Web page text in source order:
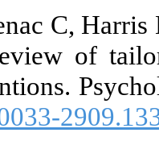
9. Noar SM,
Metaanalytic
change
[